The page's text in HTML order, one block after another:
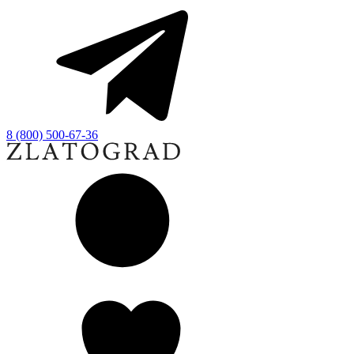
8 (800) 500-67-36